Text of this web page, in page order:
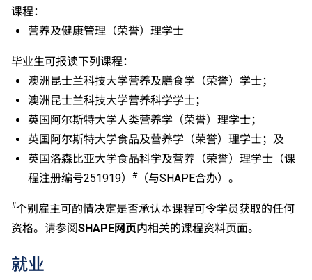
其他四个香港中学文凭考试科目（包括中国语文和英国
语文）取得第二级或以上成绩。另外，数学科延伸部分
入学条件中的五科之一。如申请人同时持有单元一及单
元二成绩，于申请入学时只计算成绩较佳的一个单元。
适用于持中专教育文凭／职专文凭（于2017/18学年或
以前入读的学生须完成指定升学单元）的毕业生。
修毕职专国际文凭课程的学生，可按其BTEC及IGCSE
成绩，选择继续于职业训练局升读高级文凭课程。
申请人所递交的工作经验及／或资历，会经有关学系作
个别评核。
课程：
营养及健康管理（荣誉）理学士
毕业生可报读下列课程：
澳洲昆士兰科技大学营养及膳食学（荣誉）学士；
澳洲昆士兰科技大学营养科学学士；
英国阿尔斯特大学人类营养学（荣誉）理学士；
英国阿尔斯特大学食品及营养学（荣誉）理学士；及
英国洛森比亚大学食品科学及营养（荣誉）理学士（课
程注册编号251919）
# （与SHAPE合办）。
#个别雇主可酌情决定是否承认本课程可令学员获取的任何
资格。请参阅SHAPE网页内相关的课程资料页面。
就业